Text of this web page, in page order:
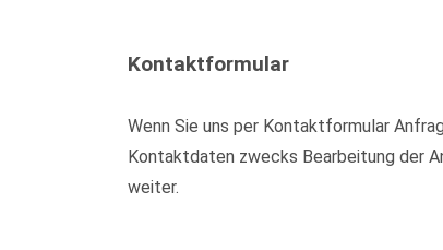
Kontaktformular
Wenn Sie uns per Kontaktformular
Kontaktdaten zwecks Bearbeitung der
weiter.